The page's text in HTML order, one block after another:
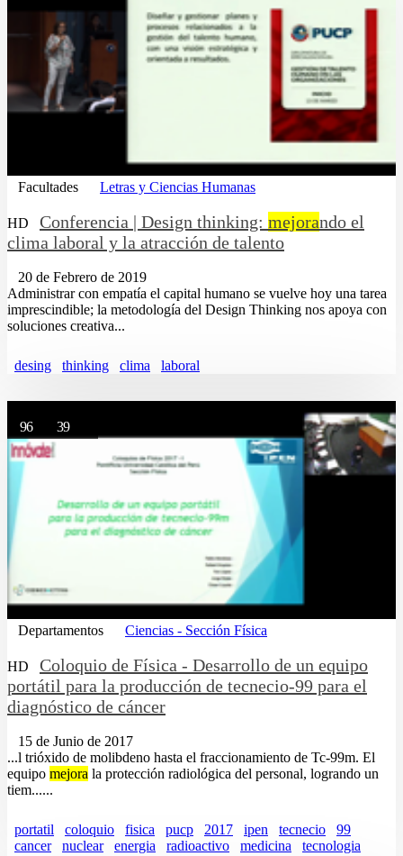
Facultades Letras y Ciencias Humanas
HD Conferencia | Design thinking: mejorando el
clima laboral y la atracción de talento
20 de Febrero de 2019
Administrar con empatía el capital humano se vuelve hoy una tarea
imprescindible; la metodología del Design Thinking nos apoya con
soluciones creativa...
desing thinking clima laboral
96 39
Departamentos Ciencias - Sección Física
HD
Coloquio de Física - Desarrollo de un equipo
portátil para la producción de tecnecio-99 para el
diagnóstico de cáncer
15 de Junio de 2017
...l trióxido de molibdeno hasta el fraccionamiento de Tc-99m. El
equipo mejora la protección radiológica del personal, logrando un
tiem......
portatil coloquio fisica pucp 2017 ipen tecnecio
99
cancer
nuclear energia radioactivo medicina
tecnologia